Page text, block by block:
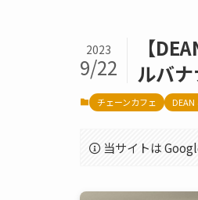
【
ルバ
2023
9/22
チェーンカフェ DEAN
当サイトは